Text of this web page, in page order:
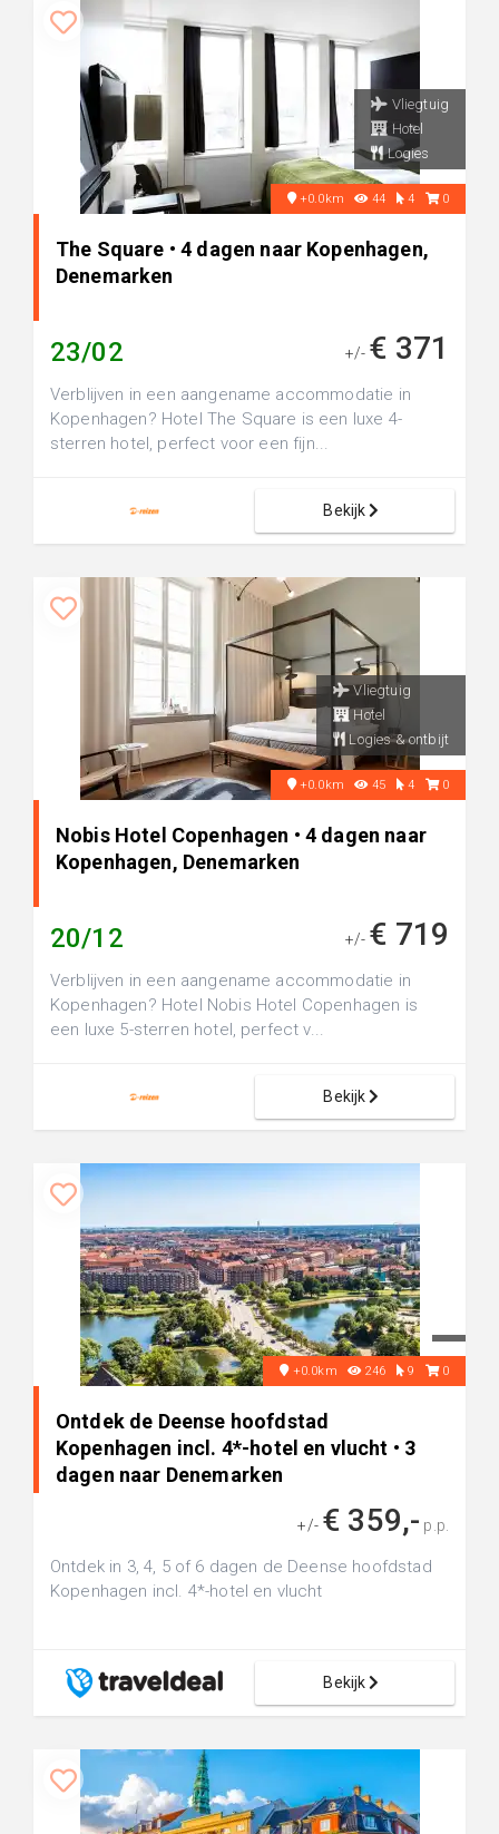
Vliegtuig
Hotel
Logies
+0.0km 44 4 0
The Square • 4 dagen naar Kopenhagen,
Denemarken
23/02 +/- € 371
Verblijven in een aangename accommodatie in
Kopenhagen? Hotel The Square is een luxe 4-
sterren hotel, perfect voor een fijn...
Bekijk
Vliegtuig
Hotel
Logies & ontbijt
+0.0km 45 4 0
Nobis Hotel Copenhagen • 4 dagen naar
Kopenhagen, Denemarken
20/12 +/- € 719
Verblijven in een aangename accommodatie in
Kopenhagen? Hotel Nobis Hotel Copenhagen is
een luxe 5-sterren hotel, perfect v...
Bekijk
+0.0km 246 9 0
Ontdek de Deense hoofdstad
Kopenhagen incl. 4*-hotel en vlucht • 3
dagen naar Denemarken
+/- € 359,- p.p.
Ontdek in 3, 4, 5 of 6 dagen de Deense hoofdstad
Kopenhagen incl. 4*-hotel en vlucht
Bekijk